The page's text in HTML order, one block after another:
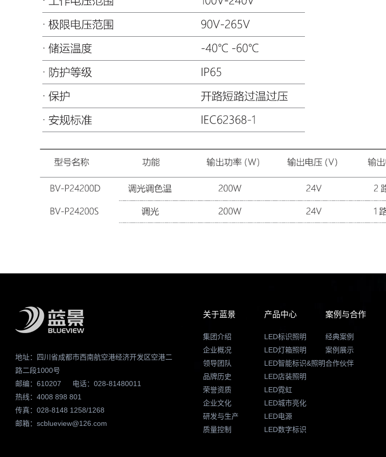
地址：四川省成都市西南航空港经济开发区空港二
路二段1000号
邮编：610207
电话：028-81480011
热线：4008 898 801
传真：028-8148 1258/1268
邮箱：scblueview@126.com
关于蓝景
集团介绍
企业概况
领导团队
品牌历史
荣誉资质
企业文化
研发与生产
质量控制
产品中心
LED标识照明
LED灯箱照明
LED智能标识&照明
LED店装照明
LED霓虹
LED城市亮化
LED电源
LED数字标识
案例与合作
经典案例
案例展示
合作伙伴